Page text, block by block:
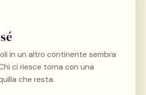
in un altro continente sembra
ci riesce torna con una
che resta.